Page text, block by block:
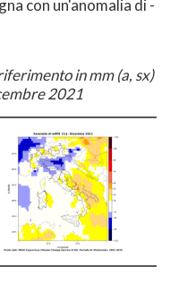
con un'anomalia di -
in mm (a, sx)
2021